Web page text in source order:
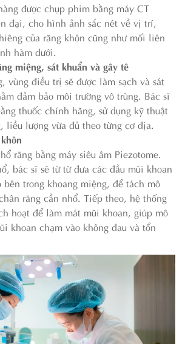
được chụp phim bằng máy CT
đại, cho hình ảnh sắc nét về vị trí,
của răng khôn cũng như mối liên
hàm dưới.
miệng, sát khuẩn và gây tê
vùng điều trị sẽ được làm sạch và sát
đảm bảo môi trường vô trùng. Bác sĩ
thuốc chính hãng, sử dụng kỹ thuật
liều lượng vừa đủ theo từng cơ địa.
răng bằng máy siêu âm Piezotome.
bác sĩ sẽ từ từ đưa các đầu mũi khoan
bên trong khoang miệng, để tách mô
răng cần nhổ. Tiếp theo, hệ thống
hoạt để làm mát mũi khoan, giúp mô
khoan chạm vào không đau và tổn